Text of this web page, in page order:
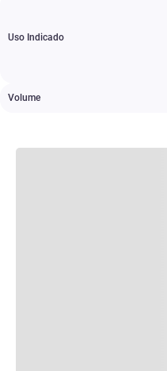
Uso Indicado
Volume